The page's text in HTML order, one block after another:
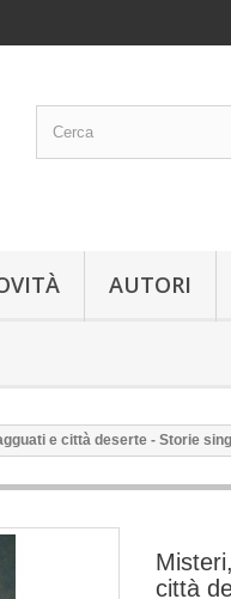
AUTORI
e città deserte - Storie
città